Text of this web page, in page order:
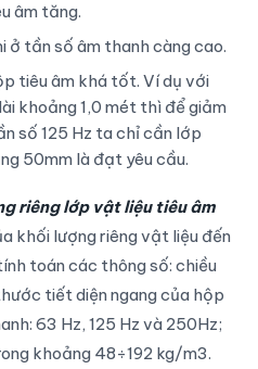
âm tăng.
ở tần số âm thanh càng cao.
tiêu âm khá tốt. Ví dụ với
khoảng 1,0 mét thì để giảm
số 125 Hz ta chỉ cần lớp
50mm là đạt yêu cầu.
riêng lớp vật liệu tiêu âm
khối lượng riêng vật liệu đến
toán các thông số: chiều
tiết diện ngang của hộp
63 Hz, 125 Hz và 250Hz;
khoảng 48÷192 kg/m3.